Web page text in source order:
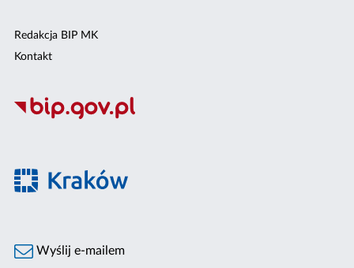
Redakcja BIP MK
Kontakt
Wyślij e-mailem